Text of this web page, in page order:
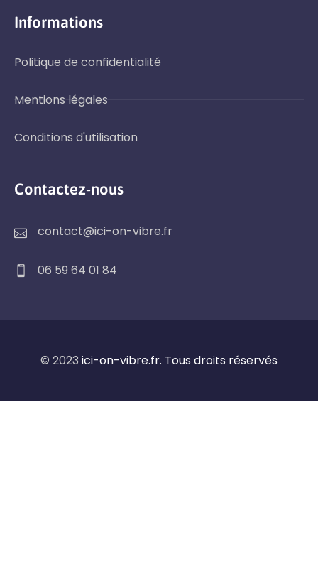
Informations
Politique de confidentialité
Mentions légales
Conditions d'utilisation
Contactez-nous
contact@ici-on-vibre.fr
06 59 64 01 84
© 2023 ici-on-vibre.fr. Tous droits réservés